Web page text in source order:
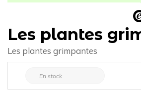
Les plantes
Les plantes grimpantes